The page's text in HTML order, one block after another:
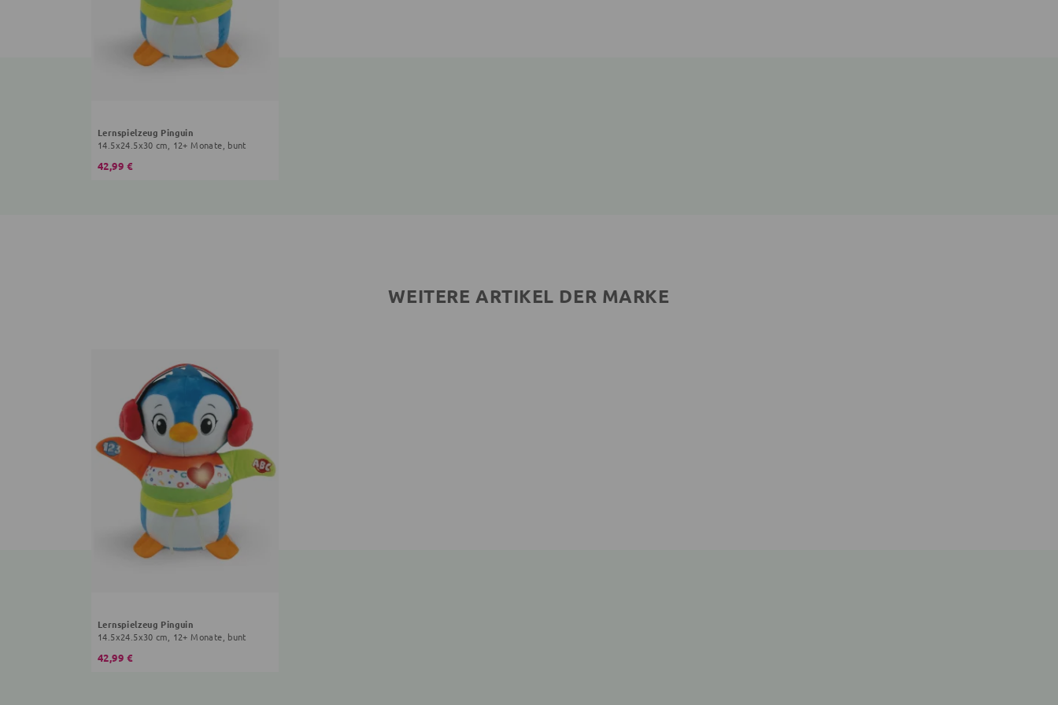
Lernspielzeug Pinguin
14.5x24.5x30 cm, 12+ Monate, bunt
42,99 €
WEITERE ARTIKEL DER MARKE
Lernspielzeug Pinguin
14.5x24.5x30 cm, 12+ Monate, bunt
42,99 €